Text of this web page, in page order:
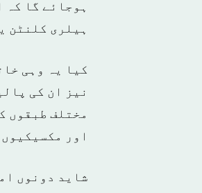
ہوجائے گا کہ
ہیلری کلنٹن
کیا یہ وہی
نیز ان کی
مختلف طبقوں
اور
شاید دونوں